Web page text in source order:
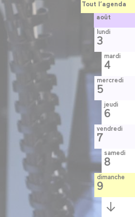
Tout l’agenda
août
lundi
3
mardi
4
mercredi
5
jeudi
6
vendredi
7
samedi
8
dimanche
9
Semaine
suivante